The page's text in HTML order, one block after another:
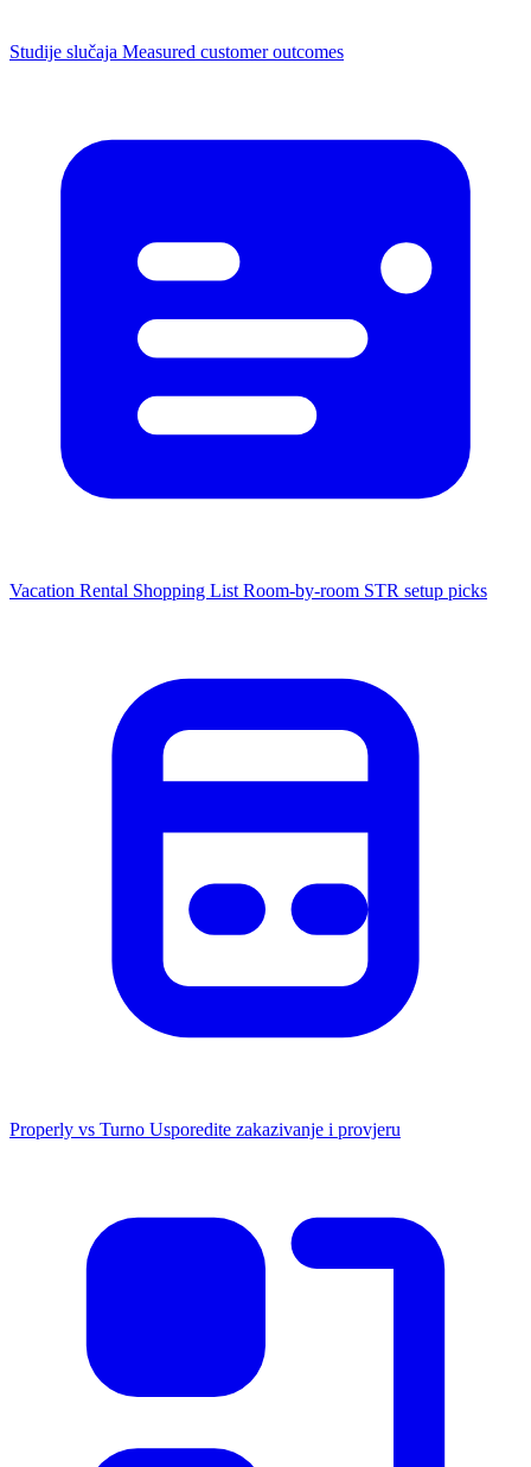
Studije slučaja Measured customer outcomes
Vacation Rental Shopping List Room-by-room STR setup picks
Properly vs Turno Usporedite zakazivanje i provjeru